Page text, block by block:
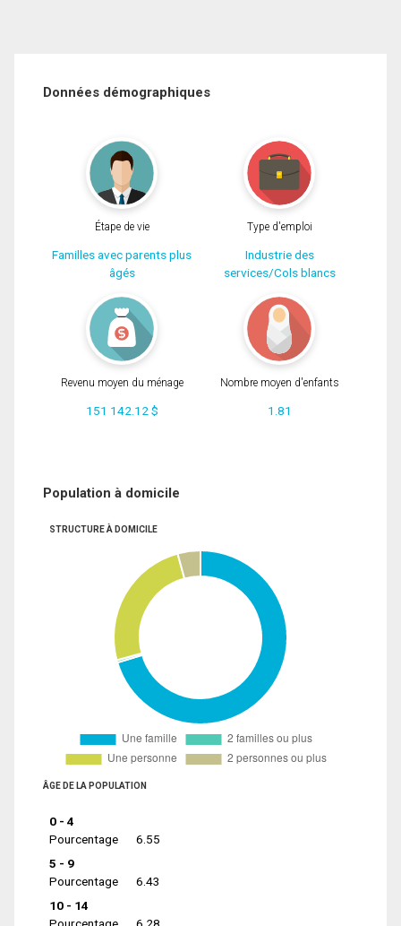
Données démographiques
Étape de vie
Familles avec parents plus
âgés
Type d'emploi
Industrie des
services/Cols blancs
Revenu moyen du ménage
151 142.12 $
Nombre moyen d'enfants
1.81
Population à domicile
STRUCTURE À DOMICILE
ÂGE DE LA POPULATION
0 - 4
Pourcentage
6.55
5 - 9
Pourcentage
6.43
10 - 14
Pourcentage
6.28